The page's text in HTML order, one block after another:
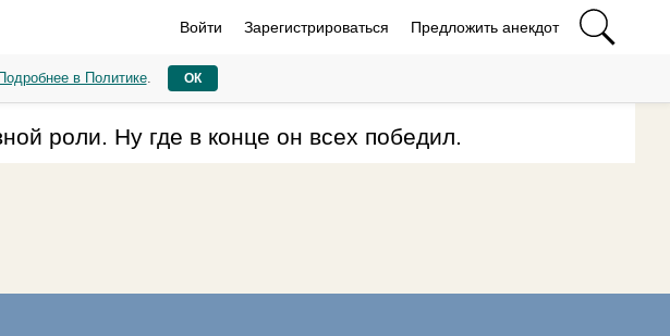
Войти Зарегистрироваться Предложить анекдот
роли. Ну где в конце он всех победил.
Подробнее в Политике. ОК